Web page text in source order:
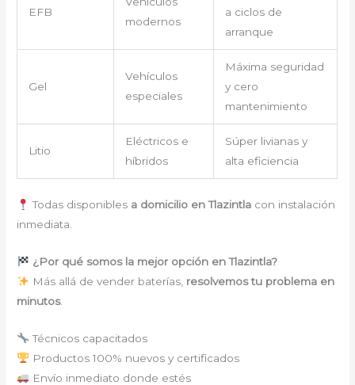
EFB
modernos
a ciclos de
arranque
Gel
Vehículos
especiales
Máxima seguridad
y cero
mantenimiento
Litio
Eléctricos e
híbridos
Súper livianas y
alta eficiencia
Todas disponibles a domicilio en Tlazintlacon instalación
inmediata.
¿Por qué somos la mejor opción en Tlazintla?
Más allá de vender baterías, resolvemos tu problema en
minutos.
Técnicos capacitados
Productos 100% nuevos y certificados
Envío inmediato donde estés